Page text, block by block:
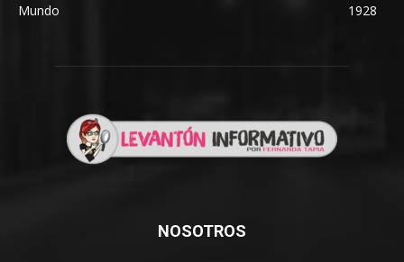
Mundo
1928
NOSOTROS